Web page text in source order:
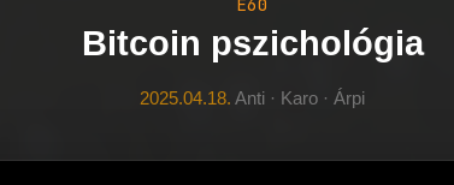
Bitcoin pszichológia
2025.04.18. Anti · Karo · Árpi